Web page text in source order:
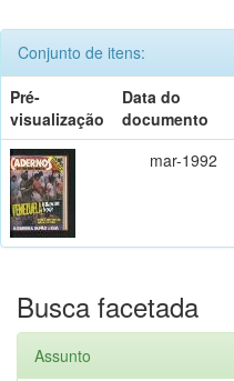
Conjunto de itens:
Pré-
visualização
Data do
documento
mar-1992
Busca facetada
Assunto